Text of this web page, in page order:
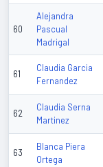
60
Alejandra
Pascual
Madrigal
61
Claudia Garcia
Fernandez
62
Claudia Serna
Martinez
63
Blanca Piera
Ortega